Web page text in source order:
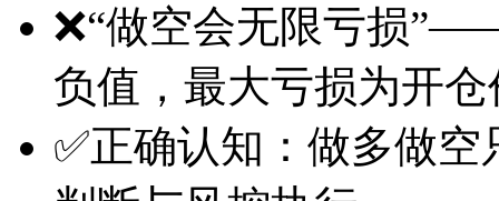
❌“做空会无限亏损
负值，最大亏损为开
✅正确认知：做多做